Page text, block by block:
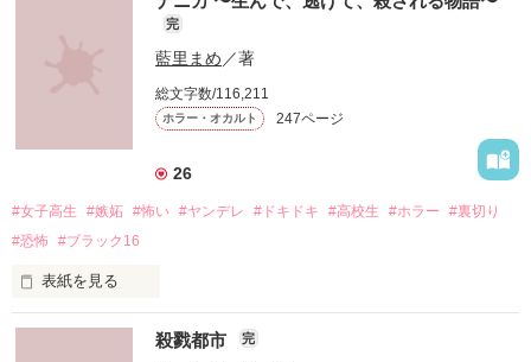
完
藍里まめ ／著
総文字数/116,211
ホラー・オカルト 247ページ
26
#女子高生 #嫉妬 #怖い #ヤンデレ #ドキドキ #高校生 #ホラー
#裏切り
#恐怖
#ブラック16
表紙を見る
殺戮都市 完